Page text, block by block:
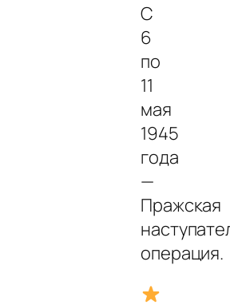
С
6
по
11
мая
1945
года
—
Пражская
операция.